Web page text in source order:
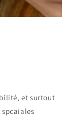
et surtout